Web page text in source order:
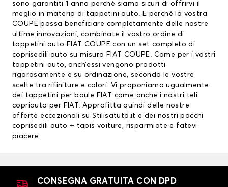
sono garantiti 1 anno perchè siamo sicuri di offrirvi il
meglio in materia di tappetini auto. E perchè la vostra
COUPE possa beneficiare completamente delle nostre
ultime innovazioni, combinate il vostro ordine di
tappetini auto FIAT COUPE con un set completo di
coprisedili auto su misura FIAT COUPE. Come per i vostri
tappetini auto, anch’essi vengono prodotti
rigorosamente e su ordinazione, secondo le vostre
scelte tra rifiniture e colori. Vi proponiamo ugualmente
dei tappetini per baule FIAT
come anche i nostri teli
copriauto per FIAT. Approfitta quindi delle nostre
offerte eccezionali su Stilisatuto.it e dei nostri pacchi
coprisedili auto + tapis voiture, risparmiate e fatevi
piacere.
CONSEGNA GRATUITA CON DPD